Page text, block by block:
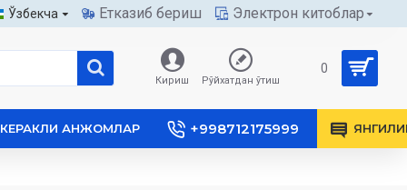
Ўзбекча Етказиб бериш Электрон китоблар
Кириш Рўйхатдан ўтиш
0
КЕРАКЛИ АНЖОМЛАР +998712175999